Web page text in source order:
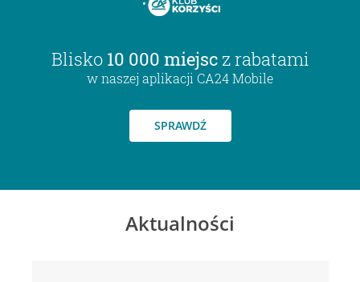
Blisko 10 000 miejsc z rabatami
w naszej aplikacji CA24 Mobile
SPRAWDŹ
Aktualności